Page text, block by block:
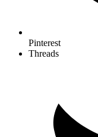
Pinterest
Threads